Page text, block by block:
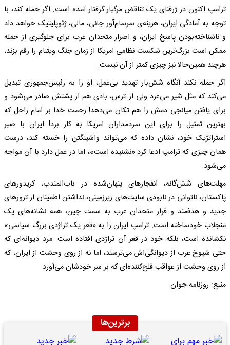
ترامپ اکنون در ژرفنای یک تناقض مرگبار گرفتار آمده است. اگر حمله کند، با
توجه به آمادگی ایران، هزینه‌ی سرسام‌آور جانی، مالی، ژئوپلیتیک خواهد داد
و ناشناخته‌بودن پاسخ ایران، و اصرار متحدان عرب برای جلوگیری از حمله
ممکن است بزرگ‌ترین شکست نظامی امریکا از زمان جنگ ویتنام را رقم بزند،
هرچند همین‌حالا نیز چیزی کمتر از آن نیست.
اگر حمله نکند آنگاه شش‌بار تهدید بی‌عمل، او را به رئیس‌جمهوری تبدیل
می‌کند که مثل شیر می‌غرد ولی از ترس، بادی هم از پشتش صادر می‌شود و
برای یافتن میانجی دمش را هم تکان می‌دهد! رحمت خدا بر امام راحل که
بهترین تمثیل را برای این سردمداران امریکا به کار برد! ایران با صبر
استراتژیک خود، نشان داده که می‌تواند واشینگتن را خسته کند، درست
همان چیزی که ترامپ ادعا کرد «نشنیده است»، اما در عمل دارد با آن مواجه
می‌شود.
مهلت‌های شش‌گانه، انفجار‌های پنهان‌شده در باب‌المندب، کریدور‌های
پاکستان، ناتوانی در نابودی سایت‌های زیرزمینی، نداشتن اطمینان از ترور‌های
جدید و هدفمند و فرار متحدان عرب به سمت چین، همه نشانه‌های یک
منجلاب خودساخته است. ترامپ ایران را به «قعر یک تراژدی بزرگ سیاسی»
نکشانده است، بلکه خود در قعر آن تراژدی افتاده است. مرد دیوانه‌ای که
حتی شیوخ عرب از دیوانگی‌اش می‌ترسند، اما نه از روی وحشت از ایران، که
از روی وحشت از عواقب فلج‌کننده‌ای که بر سر خودشان می‌آورد.
منبع: روزنامه جوان
برترین‌ها